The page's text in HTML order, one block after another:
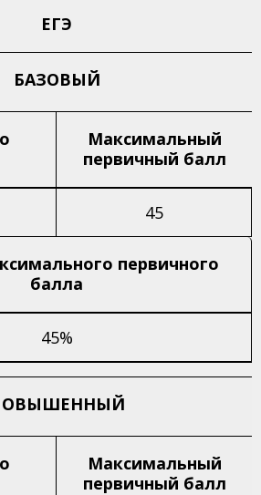
ЕГЭ
БАЗОВЫЙ
Максимальный
первичный балл
45
первичного
балла
45%
Максимальный
первичный балл